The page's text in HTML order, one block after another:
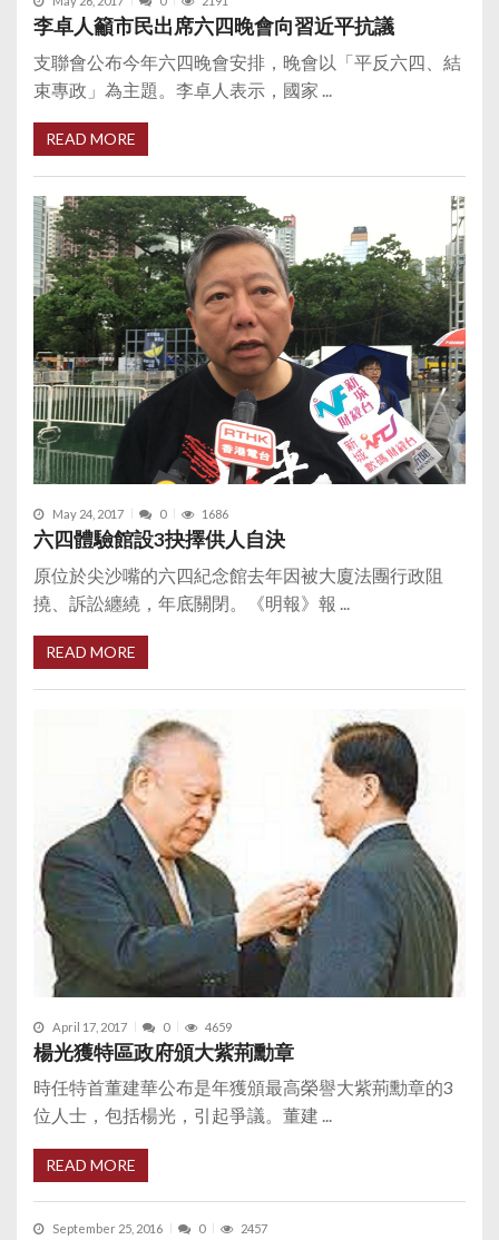
李卓人籲市民出席六四晚會向習近平抗議
支聯會公布今年六四晚會安排，晚會以「平反六四、結
束專政」為主題。李卓人表示，國家 ...
READ MORE
May 24, 2017 0 1686
六四體驗館設3抉擇供人自決
原位於尖沙嘴的六四紀念館去年因被大廈法團行政阻
撓、訴訟纏繞，年底關閉。《明報》報 ...
READ MORE
April 17, 2017 0 4659
楊光獲特區政府頒大紫荊勳章
時任特首董建華公布是年獲頒最高榮譽大紫荊勳章的3
位人士，包括楊光，引起爭議。董建 ...
READ MORE
September 25, 2016 0 2457